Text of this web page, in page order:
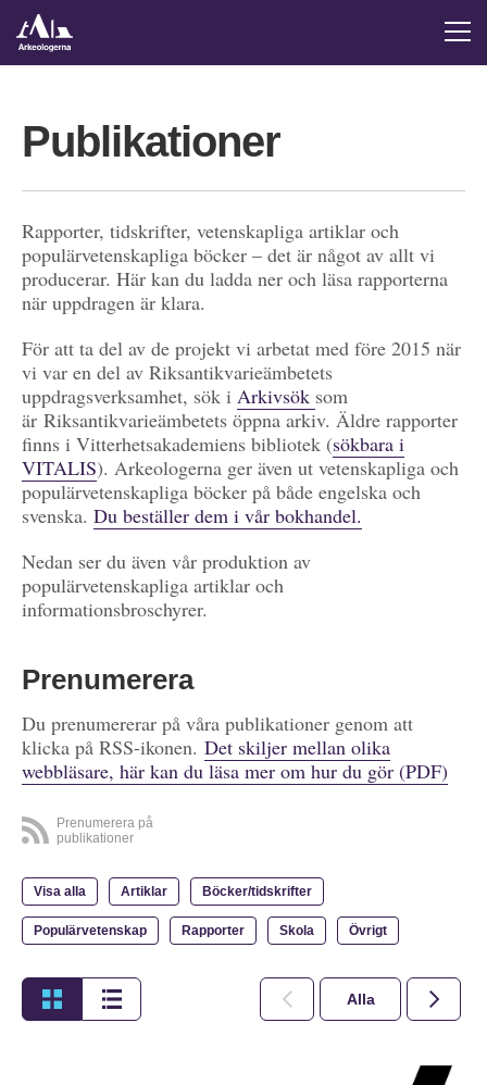
Publikationer
Rapporter, tidskrifter, vetenskapliga artiklar och
populärvetenskapliga böcker – det är något av allt vi
producerar. Här kan du ladda ner och läsa rapporterna
när uppdragen är klara.
För att ta del av de projekt vi arbetat med före 2015 när
vi var en del av Riksantikvarieämbetets
uppdragsverksamhet, sök i Arkivsök som
är Riksantikvarieämbetets öppna arkiv. Äldre rapporter
finns i Vitterhetsakademiens bibliotek (sökbara i
VITALIS). Arkeologerna ger även ut vetenskapliga och
populärvetenskapliga böcker på både engelska och
svenska. Du beställer dem i vår bokhandel.
Nedan ser du även vår produktion av
populärvetenskapliga artiklar och
informationsbroschyrer.
Prenumerera
Du prenumererar på våra publikationer genom att
klicka på RSS-ikonen. Det skiljer mellan olika
webbläsare, här kan du läsa mer om hur du gör (PDF)
Prenumerera på
publikationer
Visa alla Artiklar Böcker/tidskrifter
Populärvetenskap Rapporter Skola Övrigt
Alla 2026